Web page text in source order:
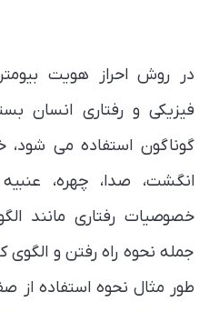
در روش احراز هویت
فیزیکی و رفتاری انسان
گوناگون استفاده می شود،
انگشت، صدا، چهره،
خصوصیات رفتاری مانند
جمله نحوه راه رفتن و الگوی
طور مثال نحوه استفاده از